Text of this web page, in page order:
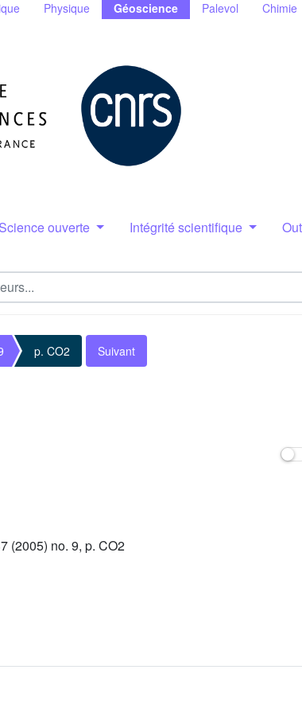
Physique Géoscience Palevol Chimie
Science ouverte Intégrité scientifique
p. CO2 Suivant
(2005) no. 9, p. CO2